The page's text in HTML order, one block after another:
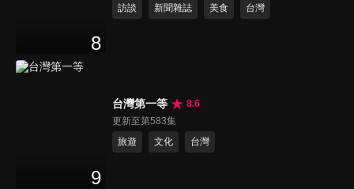
8
訪談
新聞雜誌 美食 台灣
9
台灣第一等
8.6
更新至第583集
旅遊
文化 台灣